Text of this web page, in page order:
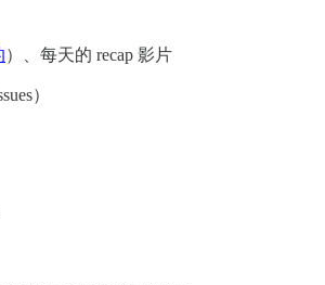
）、每天的 recap 影片
）